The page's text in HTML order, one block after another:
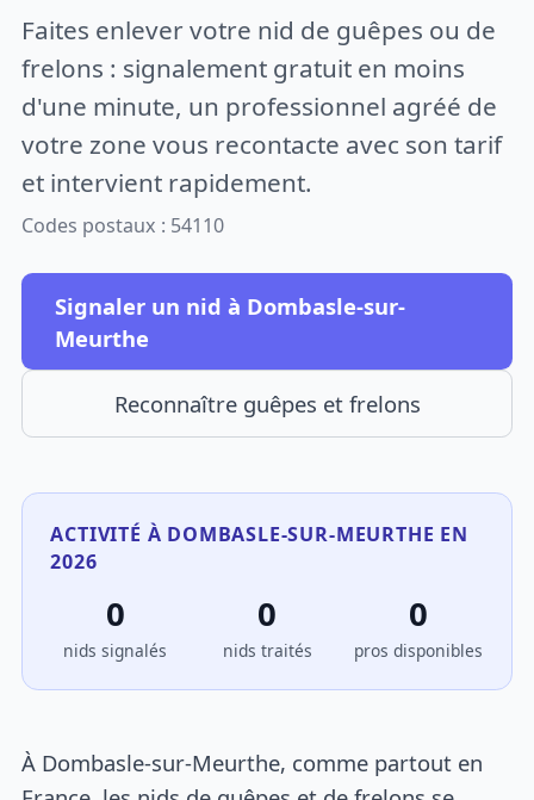
Faites enlever votre nid de guêpes ou de
frelons : signalement gratuit en moins
d'une minute, un professionnel agréé de
votre zone vous recontacte avec son tarif
et intervient rapidement.
Codes postaux : 54110
Signaler un nid à Dombasle-sur-
Meurthe
Reconnaître guêpes et frelons
ACTIVITÉ À DOMBASLE-SUR-MEURTHE EN
2026
0
nids signalés
0
nids traités
0
pros disponibles
À Dombasle-sur-Meurthe, comme partout en